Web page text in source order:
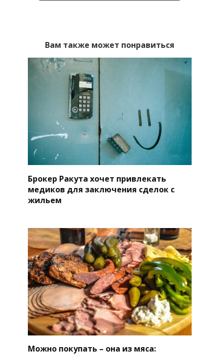
Вам также может понравиться
Брокер Ракута хочет привлекать
медиков для заключения сделок с
жильем
Можно покупать – она из мяса: